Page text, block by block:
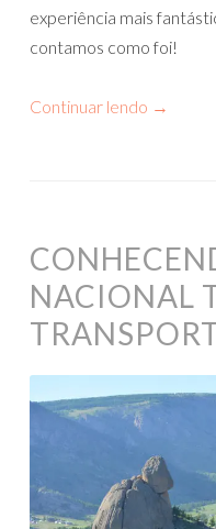
experiência mais
contamos como foi!
Continuar lendo →
NACIONAL